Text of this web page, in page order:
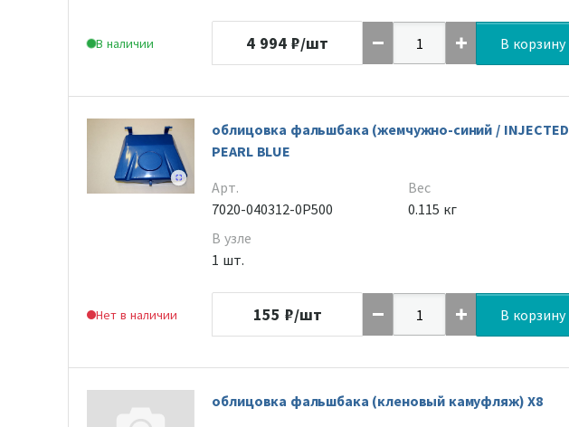
В наличии 4 994 ₽/шт В корзину
Нет в наличии
облицовка фальшбака (жемчужно-синий / INJECTED
PEARL BLUE
Арт.
7020-040312-0P500
В узле
1 шт.
Вес
0.115 кг
155 ₽/шт В корзину
облицовка фальшбака (кленовый камуфляж) Х8